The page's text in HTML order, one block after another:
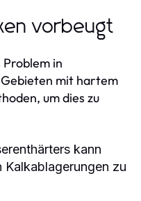
vorbeugt
in
mit hartem
um dies zu
kann
Kalkablagerungen zu